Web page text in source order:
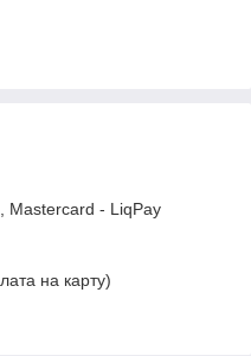
Mastercard - LiqPay
на карту)